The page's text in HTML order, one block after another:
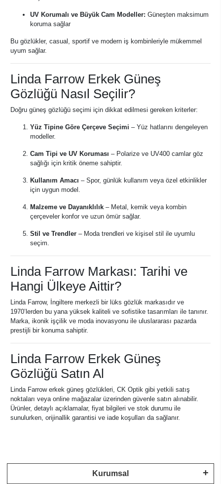
UV Korumalı ve Büyük Cam Modeller: Güneşten maksimum
koruma sağlar
Bu gözlükler, casual, sportif ve modern iş kombinleriyle mükemmel
uyum sağlar.
Linda Farrow Erkek Güneş
Gözlüğü Nasıl Seçilir?
Doğru güneş gözlüğü seçimi için dikkat edilmesi gereken kriterler:
Yüz Tipine Göre Çerçeve Seçimi – Yüz hatlarını dengeleyen
modeller.
Cam Tipi ve UV Koruması – Polarize ve UV400 camlar göz
sağlığı için kritik öneme sahiptir.
Kullanım Amacı – Spor, günlük kullanım veya özel etkinlikler
için uygun model.
Malzeme ve Dayanıklılık – Metal, kemik veya kombin
çerçeveler konfor ve uzun ömür sağlar.
Stil ve Trendler – Moda trendleri ve kişisel stil ile uyumlu
seçim.
Linda Farrow Markası: Tarihi ve
Hangi Ülkeye Aittir?
Linda Farrow, İngiltere merkezli bir lüks gözlük markasıdır ve
1970’lerden bu yana yüksek kaliteli ve sofistike tasarımları ile tanınır.
Marka, ikonik işçilik ve moda inovasyonu ile uluslararası pazarda
prestijli bir konuma sahiptir.
Linda Farrow Erkek Güneş
Gözlüğü Satın Al
Linda Farrow erkek güneş gözlükleri, CK Optik gibi yetkili satış
noktaları veya online mağazalar üzerinden güvenle satın alınabilir.
Ürünler, detaylı açıklamalar, fiyat bilgileri ve stok durumu ile
sunulurken, orijinallik garantisi ve iade koşulları da sağlanır.
Kurumsal